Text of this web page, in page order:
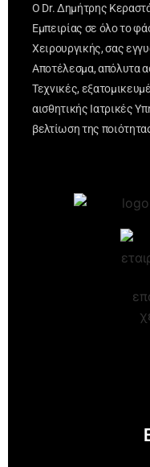
Ο Dr. Δημήτρης
Εμπειρίας σε όλο το
Χειρουργικής, σας
Αποτέλεσμα, απόλυτα
Τεχνικές,
αισθητικής Ιατρικές
βελτίωση της